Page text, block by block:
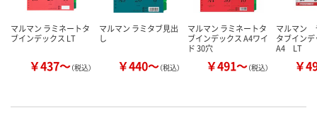
マルマン ラミネートタ
ブインデックス LT
￥437～（税込）
マルマン ラミタブ見出
し
￥440～（税込）
マルマン ラミネートタ
ブインデックス A4ワイ
ド 30穴
￥491～（税込）
マルマン
タブイン
A4 LT
￥